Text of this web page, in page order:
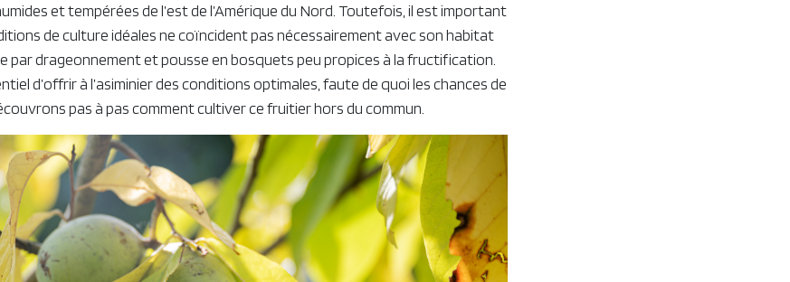
et tempérées de l’est de l’Amérique du Nord. Toutefois, il est important
de culture idéales ne coïncident pas nécessairement avec son habitat
par drageonnement et pousse en bosquets peu propices à la fructification.
d’offrir à l’asiminier des conditions optimales, faute de quoi les chances de
pas à pas comment cultiver ce fruitier hors du commun.